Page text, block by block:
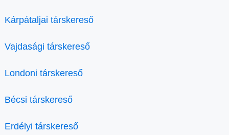
Kárpátaljai társkereső
Vajdasági társkereső
Londoni társkereső
Bécsi társkereső
Erdélyi társkereső